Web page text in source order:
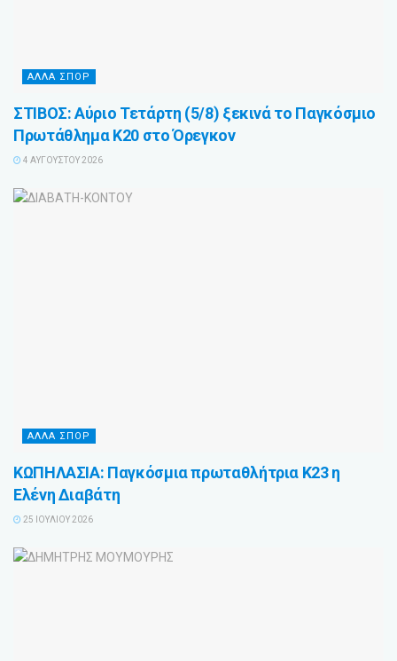
ΑΛΛΑ ΣΠΟΡ
ΣΤΙΒΟΣ: Αύριο Τετάρτη (5/8) ξεκινά το Παγκόσμιο
Πρωτάθλημα Κ20 στο Όρεγκον
4 ΑΥΓΟΎΣΤΟΥ 2026
ΑΛΛΑ ΣΠΟΡ
ΚΩΠΗΛΑΣΙΑ: Παγκόσμια πρωταθλήτρια Κ23 η
Ελένη Διαβάτη
25 ΙΟΥΛΊΟΥ 2026